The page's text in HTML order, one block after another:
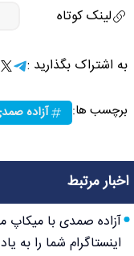
لینک کوتاه
به اشتراک بگذارید :
برچسب ها: آزاده
اخبار مرتبط
آزاده صمدی با میکاپ
اینستاگرام شما را به